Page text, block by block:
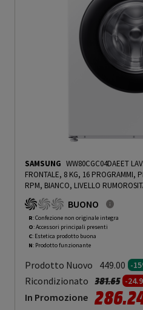
SAMSUNG WW80CGC04DAEET
FRONTALE, 8 KG, 16 PROGRAMMI,
RPM, BIANCO, LIVELLO
CLASSE A - PRMG GRADING ROCN -
15%
BUONO
R: Confezione non originale integra
O: Accessori principali presenti
C: Estetica prodotto buona
N: Prodotto funzionante
Prodotto Nuovo 449.00 -
Ricondizionato Prezzo
381.65a-
In Promozione